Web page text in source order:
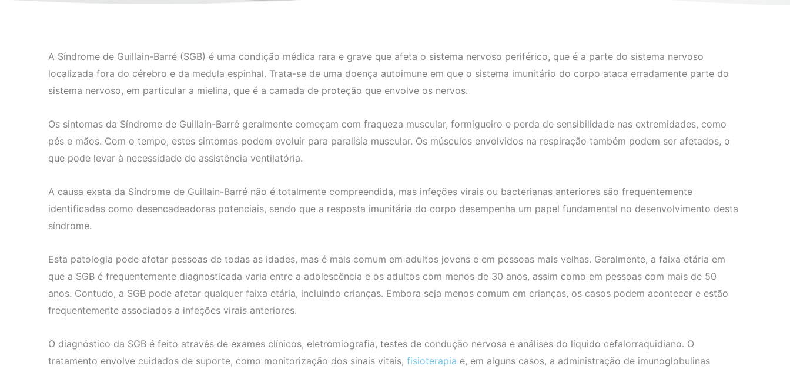
A Síndrome de Guillain-Barré (SGB) é uma condição médica rara e grave que afeta o sistema nervoso periférico, que é a parte do sistema nervoso
localizada fora do cérebro e da medula espinhal. Trata-se de uma doença autoimune em que o sistema imunitário do corpo ataca erradamente parte do
sistema nervoso, em particular a mielina, que é a camada de proteção que envolve os nervos.
Os sintomas da Síndrome de Guillain-Barré geralmente começam com fraqueza muscular, formigueiro e perda de sensibilidade nas extremidades, como
pés e mãos. Com o tempo, estes sintomas podem evoluir para paralisia muscular. Os músculos envolvidos na respiração também podem ser afetados, o
que pode levar à necessidade de assistência ventilatória.
A causa exata da Síndrome de Guillain-Barré não é totalmente compreendida, mas infeções virais ou bacterianas anteriores são frequentemente
identificadas como desencadeadoras potenciais, sendo que a resposta imunitária do corpo desempenha um papel fundamental no desenvolvimento desta
síndrome.
Esta patologia pode afetar pessoas de todas as idades, mas é mais comum em adultos jovens e em pessoas mais velhas. Geralmente, a faixa etária em
que a SGB é frequentemente diagnosticada varia entre a adolescência e os adultos com menos de 30 anos, assim como em pessoas com mais de 50
anos. Contudo, a SGB pode afetar qualquer faixa etária, incluindo crianças. Embora seja menos comum em crianças, os casos podem acontecer e estão
frequentemente associados a infeções virais anteriores.
O diagnóstico da SGB é feito através de exames clínicos, eletromiografia, testes de condução nervosa e análises do líquido cefalorraquidiano. O
tratamento envolve cuidados de suporte, como monitorização dos sinais vitais, fisioterapia e, em alguns casos, a administração de imunoglobulinas